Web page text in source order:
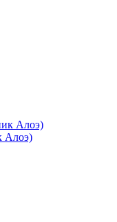
Алоэ)